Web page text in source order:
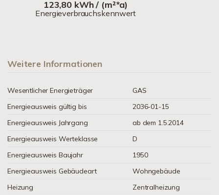
123,80 kWh / (m²*a)
Energieverbrauchskennwert
Weitere Informationen
Wesentlicher Energieträger
GAS
Energieausweis gültig bis
2036-01-15
Energieausweis Jahrgang
ab dem 1.5.2014
Energieausweis Werteklasse
D
Energieausweis Baujahr
1950
Energieausweis Gebäudeart
Wohngebäude
Heizung
Zentralheizung